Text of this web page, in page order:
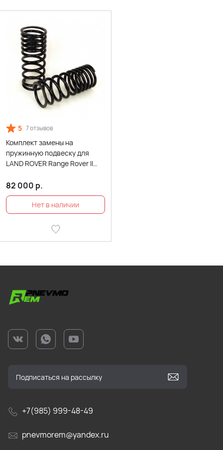
5 7 отзывов
Комплект замены на
пружинную подвеску для
LAND ROVER Range Rover II
82 000 р.
+7(985) 999-48-49
pnevmorem@yandex.ru